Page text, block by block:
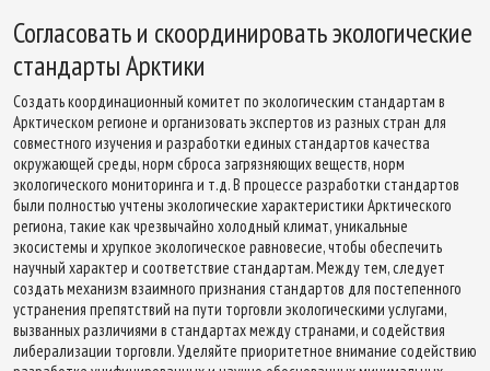
Согласовать и скоординировать экологические
стандарты Арктики
Создать координационный комитет по экологическим стандартам в
Арктическом регионе и организовать экспертов из разных стран для
совместного изучения и разработки единых стандартов качества
окружающей среды, норм сброса загрязняющих веществ, норм
экологического мониторинга и т.д. В процессе разработки стандартов
были полностью учтены экологические характеристики Арктического
региона, такие как чрезвычайно холодный климат, уникальные
экосистемы и хрупкое экологическое равновесие, чтобы обеспечить
научный характер и соответствие стандартам. Между тем, следует
создать механизм взаимного признания стандартов для постепенного
устранения препятствий на пути торговли экологическими услугами,
вызванных различиями в стандартах между странами, и содействия
либерализации торговли. Уделяйте приоритетное внимание содействию